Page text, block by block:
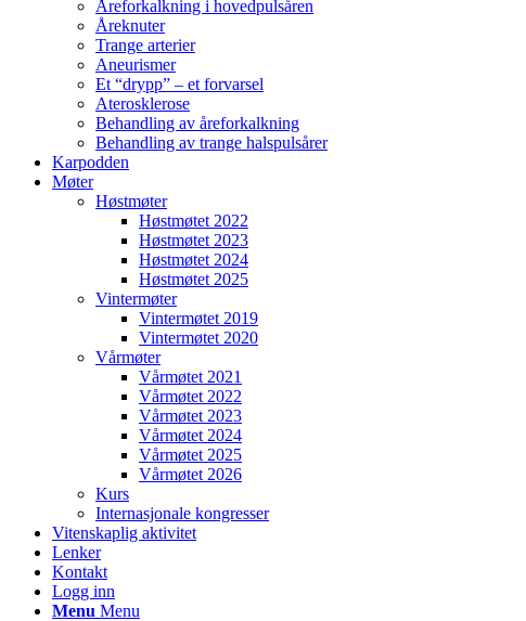
Åreforkalkning i hovedpulsåren
Åreknuter
Trange arterier
Aneurismer
Et “drypp” – et forvarsel
Aterosklerose
Behandling av åreforkalkning
Behandling av trange halspulsårer
Karpodden
Møter
Høstmøter
Høstmøtet 2022
Høstmøtet 2023
Høstmøtet 2024
Høstmøtet 2025
Vintermøter
Vintermøtet 2019
Vintermøtet 2020
Vårmøter
Vårmøtet 2021
Vårmøtet 2022
Vårmøtet 2023
Vårmøtet 2024
Vårmøtet 2025
Vårmøtet 2026
Kurs
Internasjonale kongresser
Vitenskaplig aktivitet
Lenker
Kontakt
Logg inn
Menu Menu